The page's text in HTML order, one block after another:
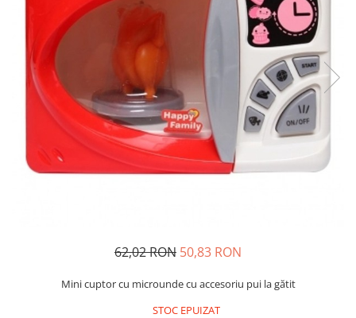
62,02 RON 50,83 RON
Mini cuptor cu microunde cu accesoriu pui la gătit
STOC EPUIZAT